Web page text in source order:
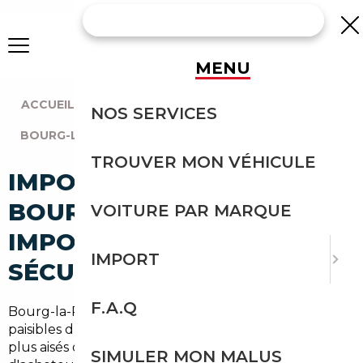
ACCUEIL AGENCE PARIS
BOURG-LA-REINE (92340)
IMPORT VOITURE À
BOURG-LA-REINE :
IMPORTEZ EN TOUTE
SÉCURITÉ
Bourg-la-Reine, ses
paisibles du Val-de-Bièvre et ses ménages parmi les
plus aisés des Hauts-de-Seine : c'est un profil
MENU
NOS SERVICES
TROUVER MON VÉHICULE
VOITURE PAR MARQUE
IMPORT
F.A.Q
SIMULER MON MALUS